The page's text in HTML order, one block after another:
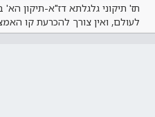
תז' תיקוני גלגלתא דז"א-תיקון
לעולם, ואין צורך להכרעת קו